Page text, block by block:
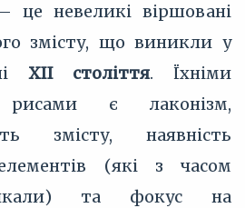
це невеликі віршовані
змісту, що виникли у
XII століття. Їхніми
рисами є лаконізм,
змісту, наявність
(які з часом
та фокус на